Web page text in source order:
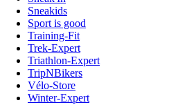
Sneakids
Sport is good
Training-Fit
Trek-Expert
Triathlon-Expert
TripNBikers
Vélo-Store
Winter-Expert